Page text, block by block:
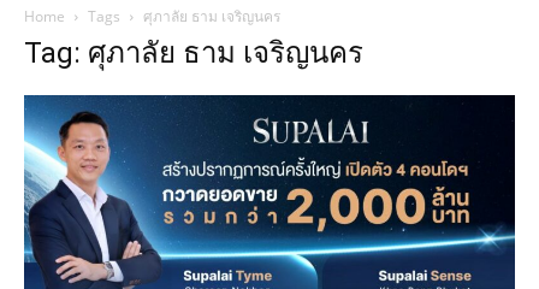
Home Tags ศุภาลัย ธาม เจริญนคร
Tag: ศุภาลัย ธาม เจริญนคร